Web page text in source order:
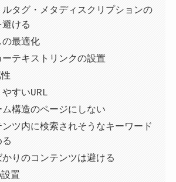
ルタグ・メタディスクリプションの
ける
の最適化
ーテキストリンクの設置
すいURL
ム構造のページにしない
ンツ内に検索されそうなキーワード
る
りのコンテンツは避ける
置